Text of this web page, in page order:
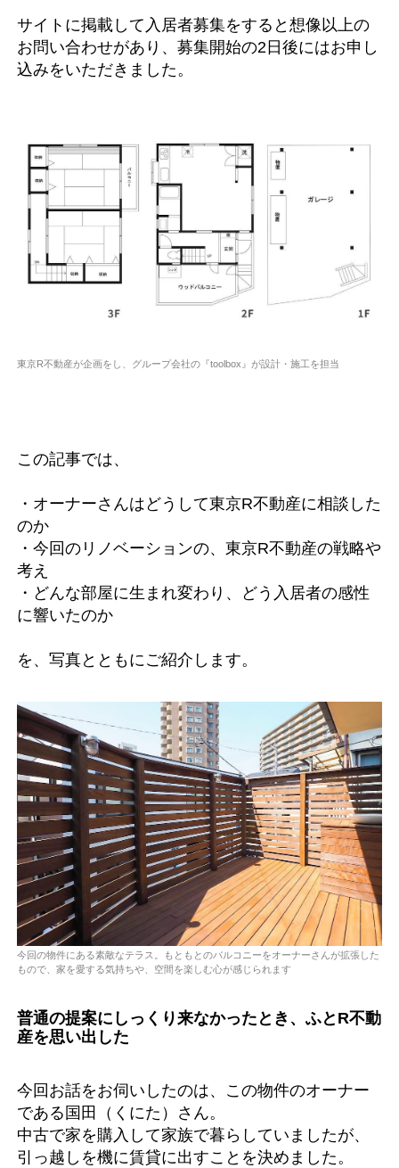
サイトに掲載して入居者募集をすると想像以上の
お問い合わせがあり、募集開始の2日後にはお申し
込みをいただきました。
東京R不動産が企画をし、グループ会社の『toolbox』が設計・施工を担当
この記事では、
・オーナーさんはどうして東京R不動産に相談した
のか
・今回のリノベーションの、東京R不動産の戦略や
考え
・どんな部屋に生まれ変わり、どう入居者の感性
に響いたのか
を、写真とともにご紹介します。
今回の物件にある素敵なテラス。もともとのバルコニーをオーナーさんが拡張した
もので、家を愛する気持ちや、空間を楽しむ心が感じられます
普通の提案にしっくり来なかったとき、ふとR不動
産を思い出した
今回お話をお伺いしたのは、この物件のオーナー
である国田（くにた）さん。
中古で家を購入して家族で暮らしていましたが、
引っ越しを機に賃貸に出すことを決めました。